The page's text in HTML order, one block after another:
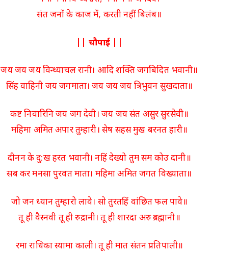
संत जनों के काज में, करती नहीं बिलंब॥
|| चौपाई ||
जय जय जय विन्ध्याचल रानी। आदि शक्ति जगबिदित भवानी॥
सिंह वाहिनी जय जगमाता। जय जय जय त्रिभुवन सुखदाता॥
कष्ट निवारिनि जय जग देवी। जय जय संत असुर सुरसेवी॥
महिमा अमित अपार तुम्हारी। सेष सहस मुख बरनत हारी॥
दीनन के दु:ख हरत भवानी। नहिं देख्यो तुम सम कोउ दानी॥
सब कर मनसा पुरवत माता। महिमा अमित जगत विख्याता॥
जो जन ध्यान तुम्हारो लावे। सो तुरतहिं वांछित फल पावे॥
तू ही वैस्नवी तू ही रुद्रानी। तू ही शारदा अरु ब्रह्मानी॥
रमा राधिका स्यामा काली। तू ही मात संतन प्रतिपाली॥